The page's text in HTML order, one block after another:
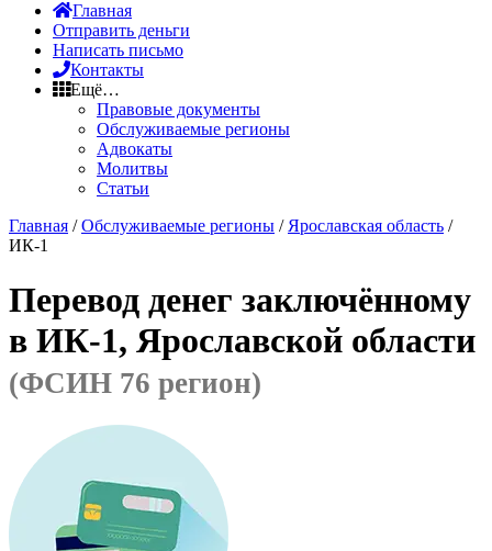
Главная
Отправить деньги
Написать письмо
Контакты
Ещё…
Правовые документы
Обслуживаемые регионы
Адвокаты
Молитвы
Статьи
Главная /Обслуживаемые регионы / Ярославская область /
ИК-1
Перевод денег заключённому
в ИК-1, Ярославской области
(ФСИН 76 регион)